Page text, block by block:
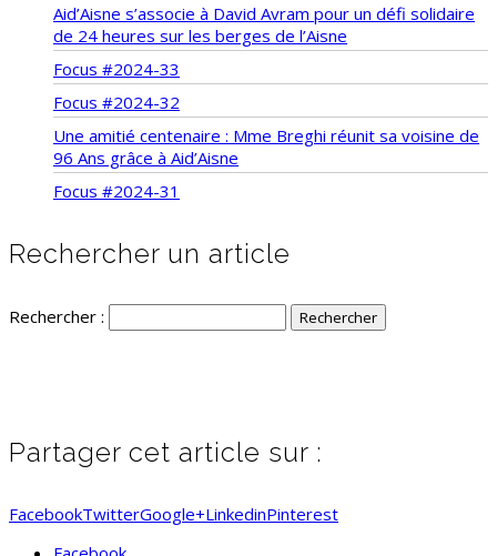
Aid’Aisne s’associe à David Avram pour un défi solidaire
de 24 heures sur les berges de l’Aisne
Focus #2024-33
Focus #2024-32
Une amitié centenaire : Mme Breghi réunit sa voisine de
96 Ans grâce à Aid’Aisne
Focus #2024-31
Rechercher un article
Rechercher :
Partager cet article sur :
FacebookTwitterGoogle+LinkedinPinterest